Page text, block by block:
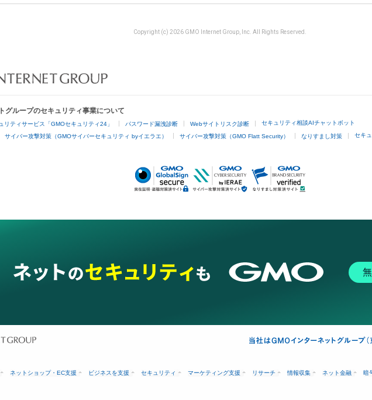
Copyright (c) 2026 GMO Internet Group, Inc. All Rights Reserved.
グループのセキュリティ事業について
リティサービス「GMOセキュリティ24」 パスワード漏洩診断 Webサイトリスク診断 セキュリティ相談AIチャットボット
サイバー攻撃対策（GMOサイバーセキュリティ byイエラエ） サイバー攻撃対策（GMO Flatt Security） なりすまし対策 セキ
ネットショップ・EC支援 ビジネスを支援 セキュリティ マーケティング支援 リサーチ 情報収集 ネット金融 暗